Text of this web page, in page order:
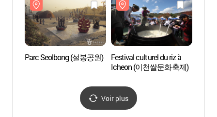
Parc Seolbong (설봉공원)
Festival culturel du riz à
Icheon (이천쌀문화축제)
Voir plus